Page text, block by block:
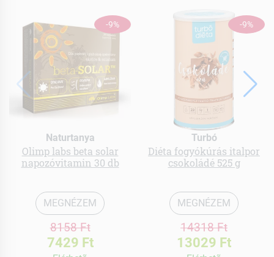
-9%
Naturtanya
Olimp labs beta solar
napozóvitamin 30 db
MEGNÉZEM
8158 Ft
7429 Ft
-9%
Turbó
Diéta fogyókúrás italpor
csokoládé 525 g
MEGNÉZEM
14318 Ft
13029 Ft